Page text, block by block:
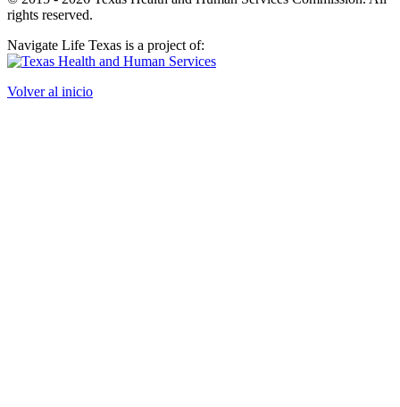
rights reserved.
Navigate Life Texas is a project of:
Volver al inicio